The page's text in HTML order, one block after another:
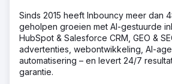
Sinds 2015 heeft Inbouncy meer dan
geholpen groeien met AI-gestuurde
HubSpot & Salesforce CRM, GEO &
advertenties, webontwikkeling, AI-
automatisering – en levert 24/7
garantie.